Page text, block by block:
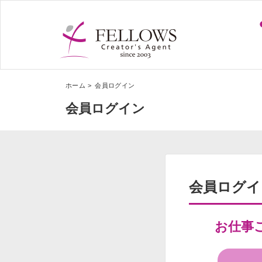
ホーム 会員ログイン
会員ログイン
会員ログ
お仕事